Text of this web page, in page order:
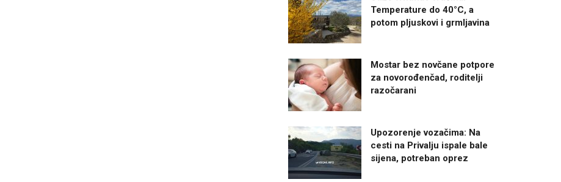
Temperature do 40°C, a
potom pljuskovi i grmljavina
Mostar bez novčane potpore
za novorođenčad, roditelji
razočarani
Upozorenje vozačima: Na
cesti na Privalju ispale bale
sijena, potreban oprez